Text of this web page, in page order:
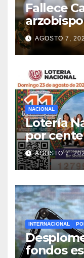
Fallece
AGOSTO 7,
NACIONAL
Lotería
por
México
AGOSTO 7,
INTERNACIONAL
fondos